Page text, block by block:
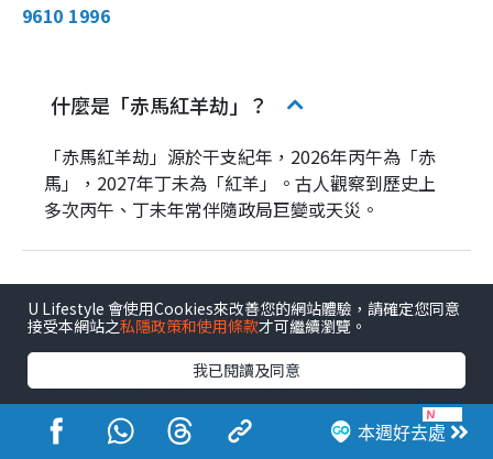
9610 1996
什麼是「赤馬紅羊劫」？
「赤馬紅羊劫」源於干支紀年，2026年丙午為「赤
馬」，2027年丁未為「紅羊」。古人觀察到歷史上
多次丙午、丁未年常伴隨政局巨變或天災。
「赤馬紅羊劫」大約多少年一次？
風水 星相命理 農曆新年
占卜星相命理
風水師
占卜 網絡熱話 本週好去處
U Lifestyle 會使用Cookies來改善您的網站體驗，請確定您同意
接受本網站之私隱政策和使用條款才可繼續瀏覽。
我已閱讀及同意